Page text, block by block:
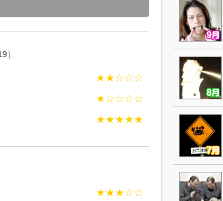
）
★★☆☆☆
★☆☆☆☆
★★★★★
★★★☆☆